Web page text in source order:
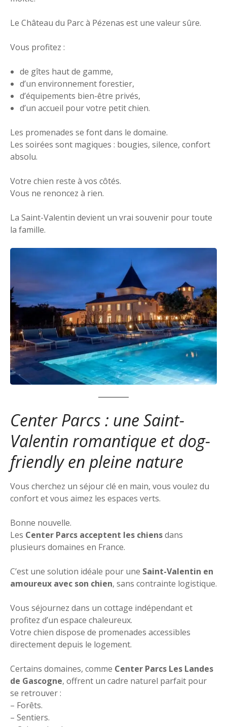
Le Château du Parc à Pézenas est une valeur sûre.
Vous profitez :
de gîtes haut de gamme,
d’un environnement forestier,
d’équipements bien-être privés,
d’un accueil pour votre petit chien.
Les promenades se font dans le domaine.
Les soirées sont magiques : bougies, silence, confort
absolu.
Votre chien reste à vos côtés.
Vous ne renoncez à rien.
La Saint-Valentin devient un vrai souvenir pour toute
la famille.
Center Parcs : une Saint-
Valentin romantique et dog-
friendly en pleine nature
Vous cherchez un séjour clé en main, vous voulez du
confort et vous aimez les espaces verts.
Bonne nouvelle.
Les Center Parcs acceptent les chiensdans
plusieurs domaines en France.
C’est une solution idéale pour une Saint-Valentin en
amoureux avec son chien, sans contrainte logistique.
Vous séjournez dans un cottage indépendant et
profitez d’un espace chaleureux.
Votre chien dispose de promenades accessibles
directement depuis le logement.
Certains domaines, comme Center Parcs Les Landes
de Gascogne, offrent un cadre naturel parfait pour
se retrouver :
– Forêts.
– Sentiers.